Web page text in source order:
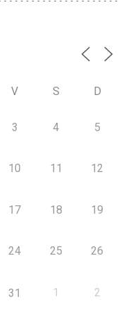
V S D
3 4 5
10 11 12
17 18 19
24 25 26
31 1 2